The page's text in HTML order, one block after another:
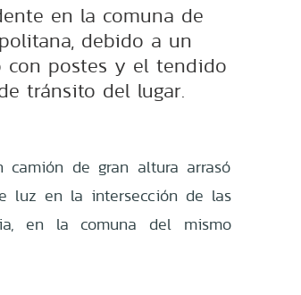
en la comuna de
debido a un
con postes y el tendido
tránsito del lugar.
camión de gran altura arrasó
luz en la intersección de las
en la comuna del mismo